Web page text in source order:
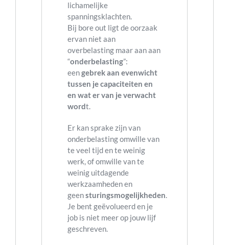
lichamelijke
spanningsklachten.
Bij bore out ligt de oorzaak
ervan niet aan
overbelasting maar aan aan
“onderbelasting”:
eengebrek aan evenwicht
tussen je capaciteiten en
en wat er van je verwacht
wordt.
Er kan sprake zijn van
onderbelasting omwille van
te veel tijd en te weinig
werk, of omwille van te
weinig uitdagende
werkzaamheden en
geensturingsmogelijkheden.
Je bent geëvolueerd en je
job is niet meer op jouw lijf
geschreven.